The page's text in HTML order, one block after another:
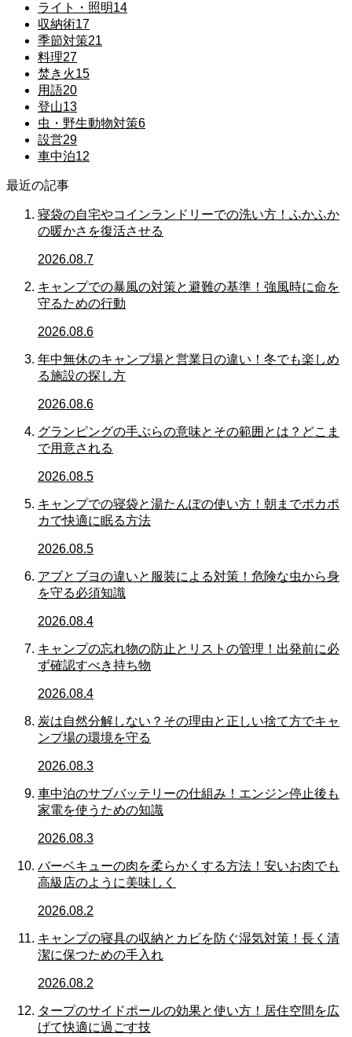
ライト・照明14
収納術17
季節対策21
料理27
焚き火15
用語20
登山13
虫・野生動物対策6
設営29
車中泊12
最近の記事
寝袋の自宅やコインランドリーでの洗い方！ふかふか
の暖かさを復活させる
2026.08.7
キャンプでの暴風の対策と避難の基準！強風時に命を
守るための行動
2026.08.6
年中無休のキャンプ場と営業日の違い！冬でも楽しめ
る施設の探し方
2026.08.6
グランピングの手ぶらの意味とその範囲とは？どこま
で用意される
2026.08.5
キャンプでの寝袋と湯たんぽの使い方！朝までポカポ
カで快適に眠る方法
2026.08.5
アブとブヨの違いと服装による対策！危険な虫から身
を守る必須知識
2026.08.4
キャンプの忘れ物の防止とリストの管理！出発前に必
ず確認すべき持ち物
2026.08.4
炭は自然分解しない？その理由と正しい捨て方でキャ
ンプ場の環境を守る
2026.08.3
車中泊のサブバッテリーの仕組み！エンジン停止後も
家電を使うための知識
2026.08.3
バーベキューの肉を柔らかくする方法！安いお肉でも
高級店のように美味しく
2026.08.2
キャンプの寝具の収納とカビを防ぐ湿気対策！長く清
潔に保つための手入れ
2026.08.2
タープのサイドポールの効果と使い方！居住空間を広
げて快適に過ごす技